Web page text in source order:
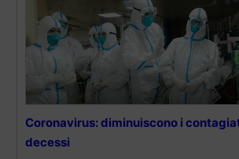
Coronavirus: diminuiscono i
decessi